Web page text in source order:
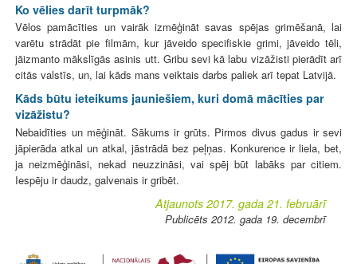
Ko vēlies darīt turpmāk?
Vēlos pamācīties un vairāk izmēģināt savas spējas grimēšanā, lai
varētu strādāt pie filmām, kur jāveido specifiskie grimi, jāveido tēli,
jāizmanto mākslīgās asinis utt. Gribu sevi kā labu vizāžisti pierādīt arī
citās valstīs, un, lai kāds mans veiktais darbs paliek arī tepat Latvijā.
Kāds būtu ieteikums jauniešiem, kuri domā mācīties par
vizāžistu?
Nebaidīties un mēģināt. Sākums ir grūts. Pirmos divus gadus ir sevi
jāpierāda atkal un atkal, jāstrādā bez peļņas. Konkurence ir liela, bet,
ja neizmēģināsi, nekad neuzzināsi, vai spēj būt labāks par citiem.
Iespēju ir daudz, galvenais ir gribēt.
Atjaunots 2017. gada 21. februārī
Publicēts 2012. gada 19. decembrī